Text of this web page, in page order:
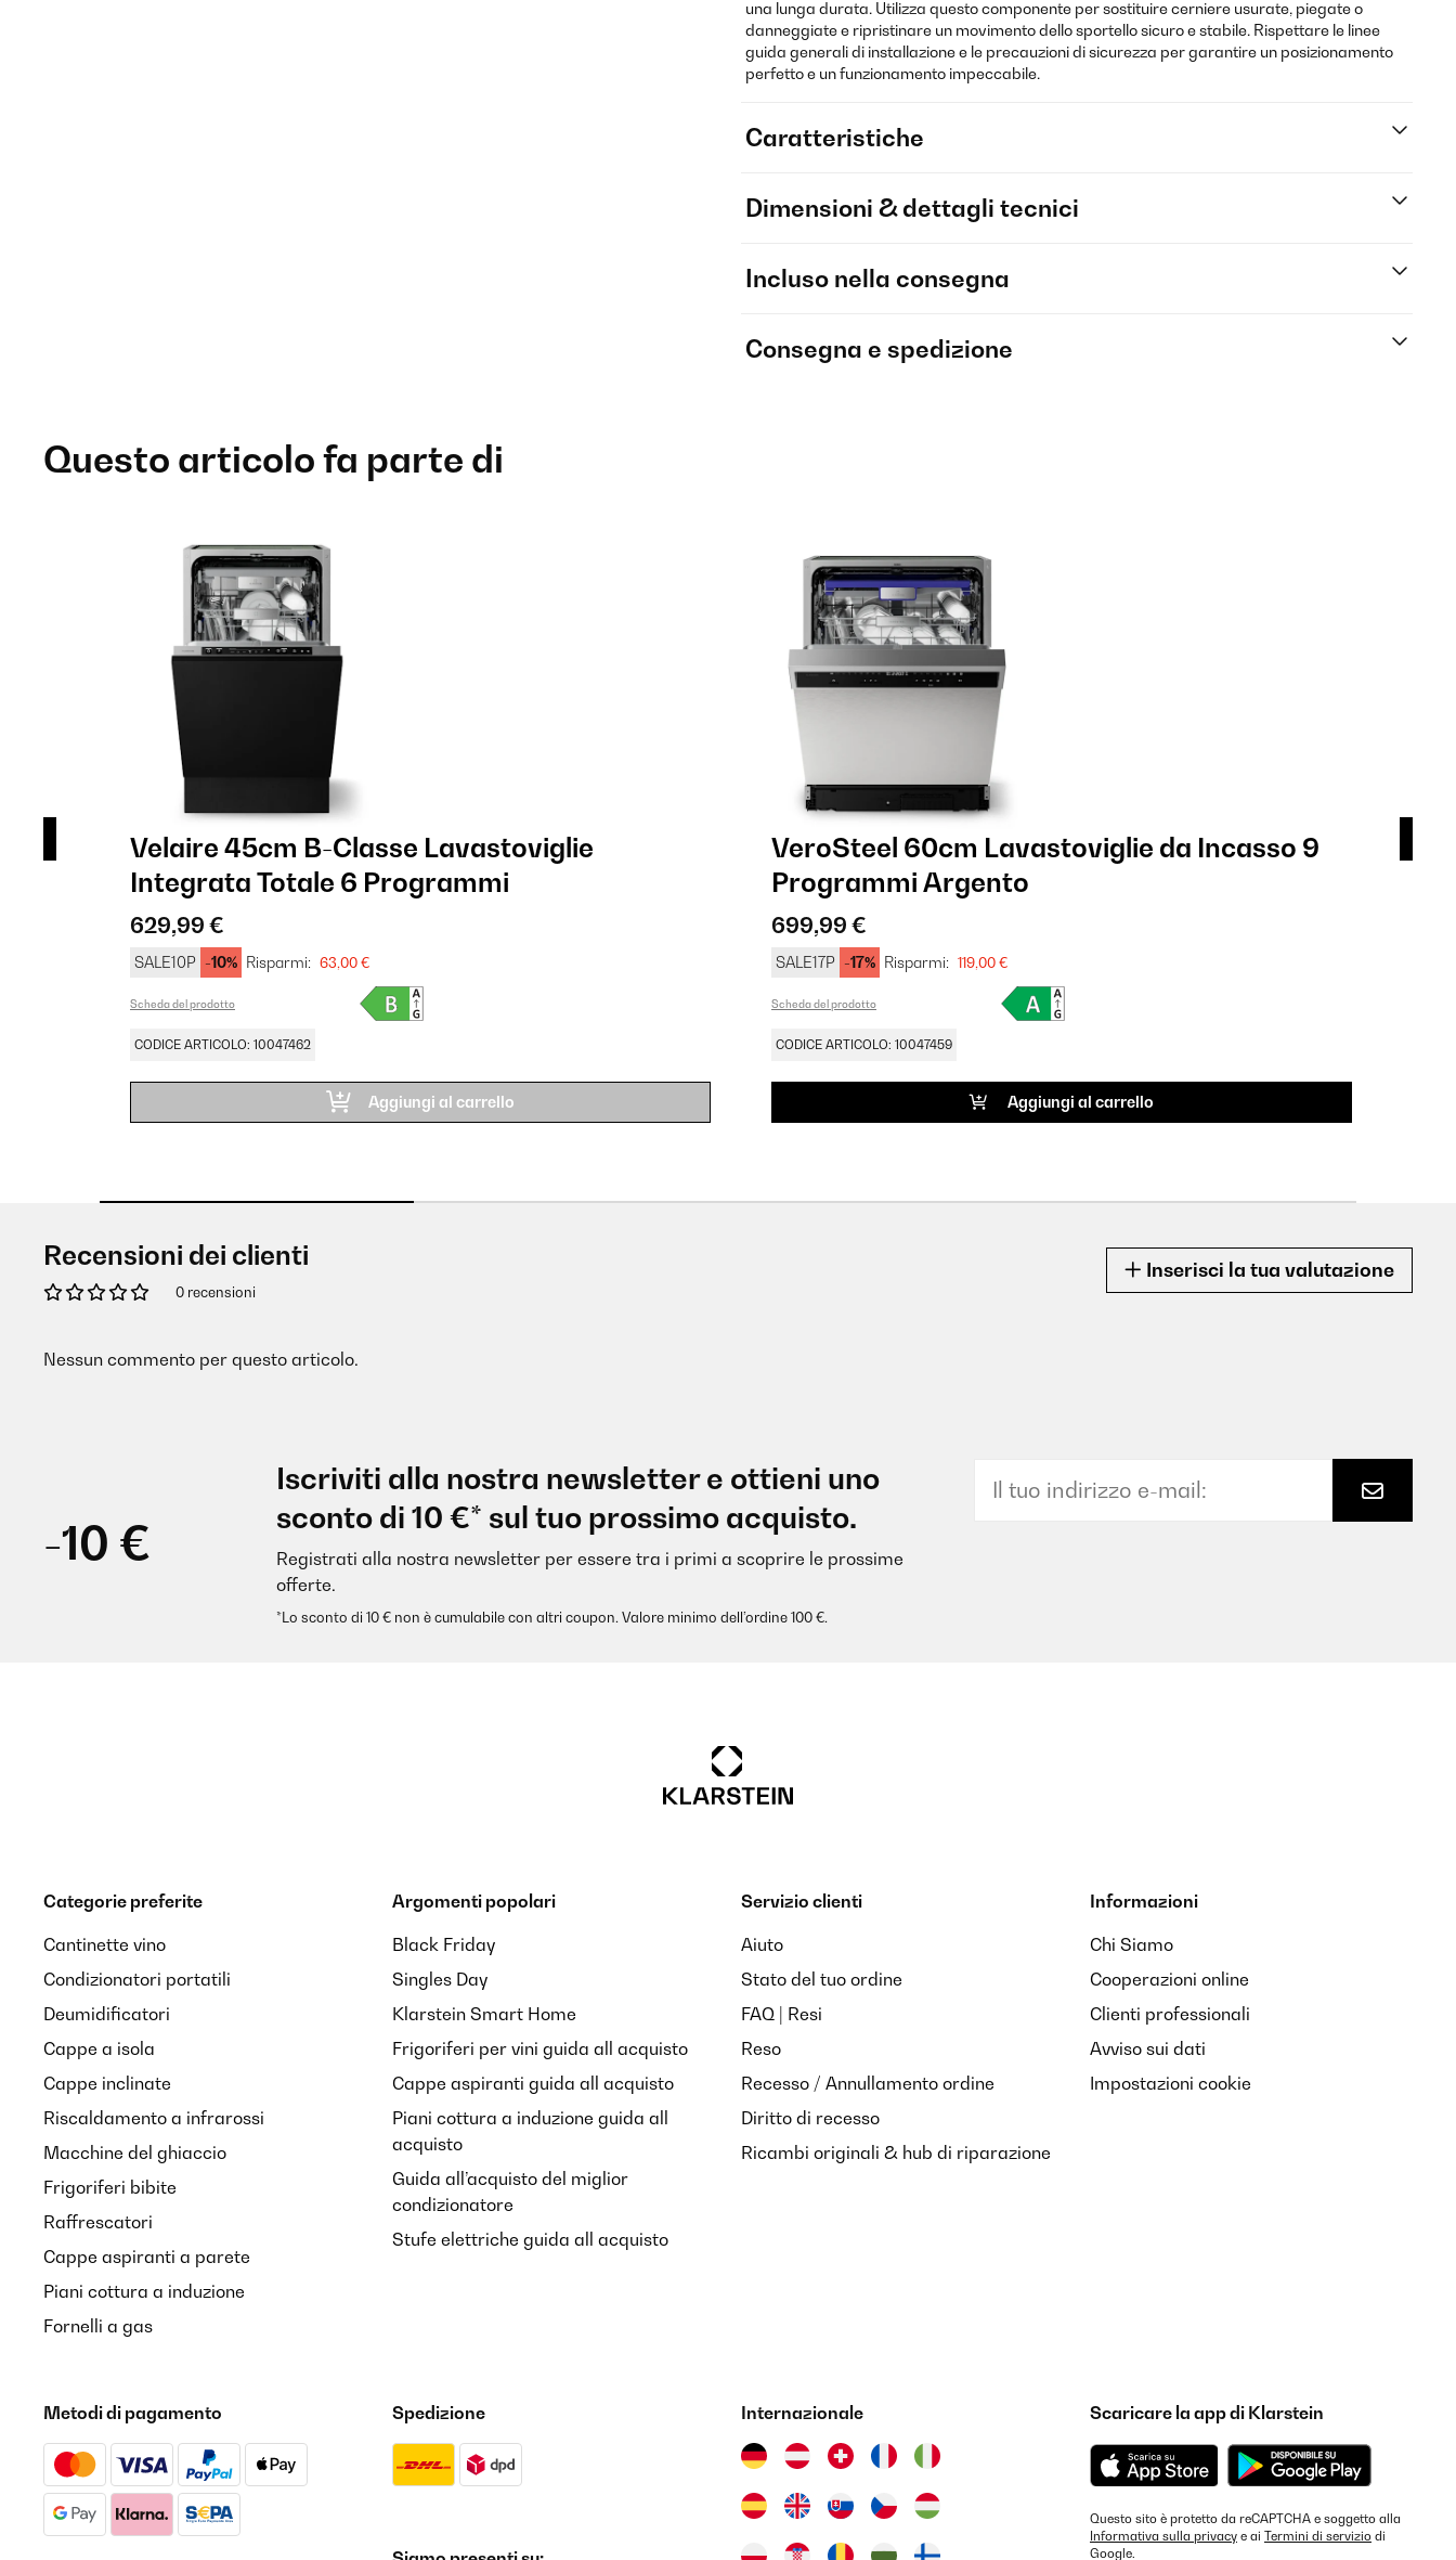
una lunga durata. Utilizza questo componente per sostituire cerniere usurate, piegate o
danneggiate e ripristinare un movimento dello sportello sicuro e stabile. Rispettare le linee
guida generali di installazione e le precauzioni di sicurezza per garantire un posizionamento
perfetto e un funzionamento impeccabile.
Caratteristiche
Dimensioni & dettagli tecnici
Incluso nella consegna
Consegna e spedizione
Questo articolo fa parte di
Velaire 45cm B-Classe Lavastoviglie
Integrata Totale 6 Programmi
629,99 €
SALE10P -10% Risparmi: 63,00 €
Scheda del prodotto
CODICE ARTICOLO: 10047462
Aggiungi al carrello
VeroSteel 60cm Lavastoviglie da Incasso 9
Programmi Argento
699,99 €
SALE17P -17% Risparmi: 119,00 €
Scheda del prodotto
CODICE ARTICOLO: 10047459
Aggiungi al carrello
Recensioni dei clienti
0 recensioni
Inserisci la tua valutazione
Nessun commento per questo articolo.
-10 €
Iscriviti alla nostra newsletter e ottieni uno
sconto di 10 €* sul tuo prossimo acquisto.
Registrati alla nostra newsletter per essere tra i primi a scoprire le prossime
offerte.
*Lo sconto di 10 € non è cumulabile con altri coupon. Valore minimo dell’ordine 100 €.
Categorie preferite
Cantinette vino
Condizionatori portatili
Deumidificatori
Cappe a isola
Cappe inclinate
Riscaldamento a infrarossi
Macchine del ghiaccio
Frigoriferi bibite
Raffrescatori
Cappe aspiranti a parete
Piani cottura a induzione
Fornelli a gas
Argomenti popolari
Black Friday
Singles Day
Klarstein Smart Home
Frigoriferi per vini guida all acquisto
Cappe aspiranti guida all acquisto
Piani cottura a induzione guida all
acquisto
Guida all’acquisto del miglior
condizionatore
Stufe elettriche guida all acquisto
Servizio clienti
Aiuto
Stato del tuo ordine
FAQ | Resi
Reso
Recesso / Annullamento ordine
Diritto di recesso
Ricambi originali & hub di riparazione
Informazioni
Chi Siamo
Cooperazioni online
Clienti professionali
Avviso sui dati
Impostazioni cookie
Metodi di pagamento Spedizione Internazionale Scaricare la app di Klarstein
Questo sito è protetto da reCAPTCHA e soggetto alla
Informativa sulla privacy e ai Termini di servizio di
Google.